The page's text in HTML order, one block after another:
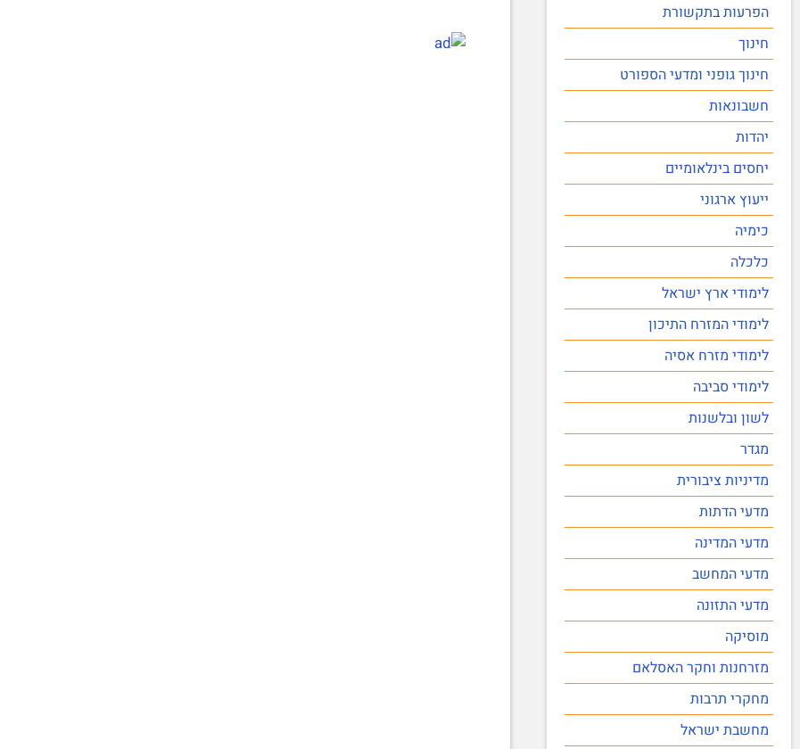
הפרעות בתקשורת
חינוך
חינוך גופני ומדעי הספורט
חשבונאות
יהדות
יחסים בינלאומיים
ייעוץ ארגוני
כימיה
כלכלה
לימודי ארץ ישראל
לימודי המזרח התיכון
לימודי מזרח אסיה
לימודי סביבה
לשון ובלשנות
מגדר
מדיניות ציבורית
מדעי הדתות
מדעי המדינה
מדעי המחשב
מדעי התזונה
מוסיקה
מזרחנות וחקר האסלאם
מחקרי תרבות
מחשבת ישראל